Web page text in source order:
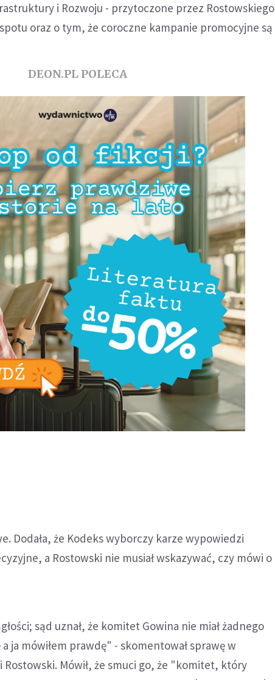
i Rozwoju - przytoczone przez Rostowskiego
oraz o tym, że coroczne kampanie promocyjne są
DEON.PL POLECA
Dodała, że Kodeks wyborczy karze wypowiedzi
a Rostowski nie musiał wskazywać, czy mówi o
sąd uznał, że komitet Gowina nie miał żadnego
ja mówiłem prawdę" - skomentował sprawę w
Mówił, że smuci go, że "komitet, który